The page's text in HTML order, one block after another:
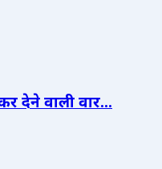
देने वाली वार...